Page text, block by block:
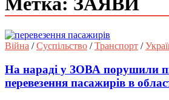
Війна /Суспільство /Транспорт /
На нараді у ЗОВА порушили
перевезення пасажирів в